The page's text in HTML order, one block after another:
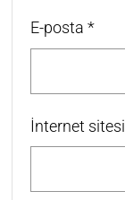
E-posta *
İnternet sitesi